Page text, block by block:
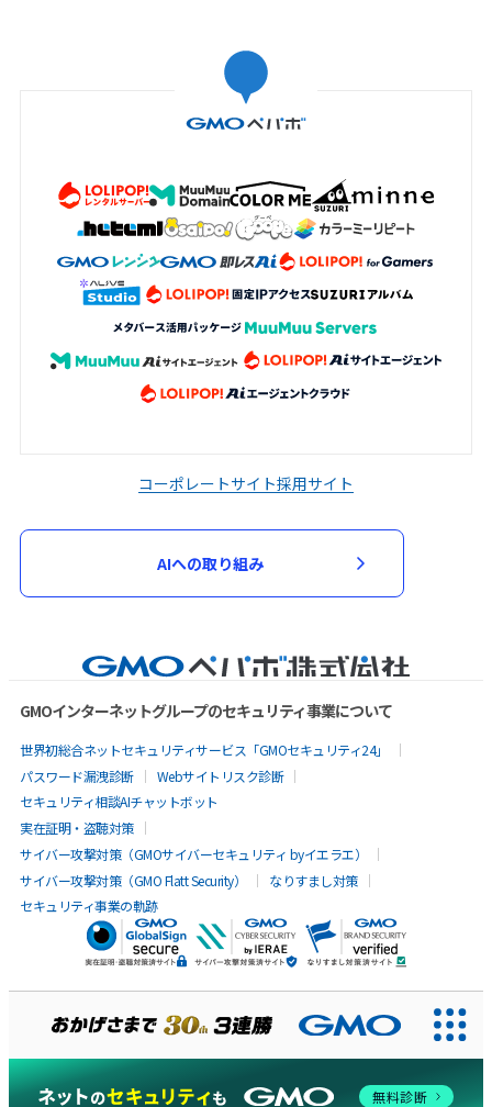
コーポレートサイト採用サイト
AIへの取り組み
GMOインターネットグループのセキュリティ事業について
世界初総合ネットセキュリティサービス「GMOセキュリティ24」
パスワード漏洩診断
Webサイトリスク診断
セキュリティ相談AIチャットボット
実在証明・盗聴対策
サイバー攻撃対策（GMOサイバーセキュリティ byイエラエ）
サイバー攻撃対策（GMO Flatt Security）
なりすまし対策
セキュリティ事業の軌跡
AIに聞いてみる 無料診断